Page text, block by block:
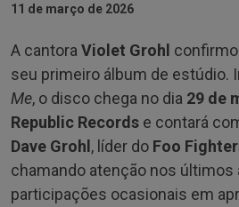
11 de março de 2026
A cantora Violet Grohl
seu primeiro álbum de estúdio.
Me, o disco chega no dia 29 de
Republic Records e contará
Dave Grohl, líder do Foo
chamando atenção nos últimos
participações ocasionais em